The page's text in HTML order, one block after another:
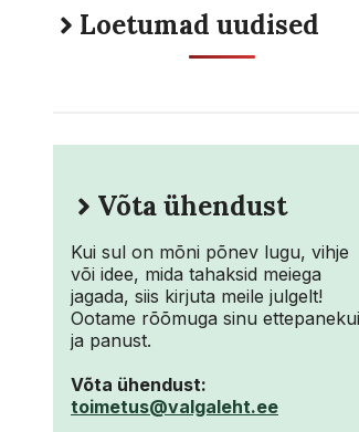
Loetumad uudised
Võta ühendust
Kui sul on mõni põnev lugu, vihje
või idee, mida tahaksid meiega
jagada, siis kirjuta meile julgelt!
Ootame rõõmuga sinu
ja panust.
Võta ühendust:
toimetus@valgaleht.ee